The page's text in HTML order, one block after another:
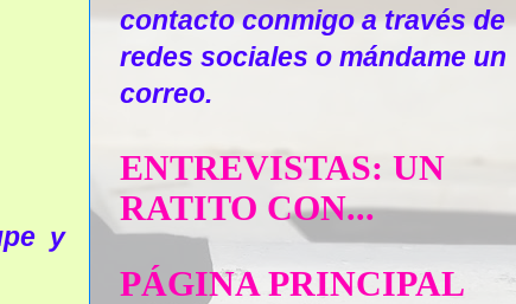
y
contacto conmigo a través de
redes sociales o mándame un
correo.
ENTREVISTAS: UN
RATITO CON...
PÁGINA PRINCIPAL